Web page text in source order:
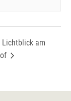
Lichtblick am